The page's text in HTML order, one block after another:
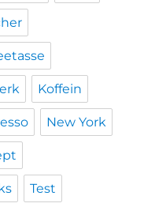
Koffein
New York
Test